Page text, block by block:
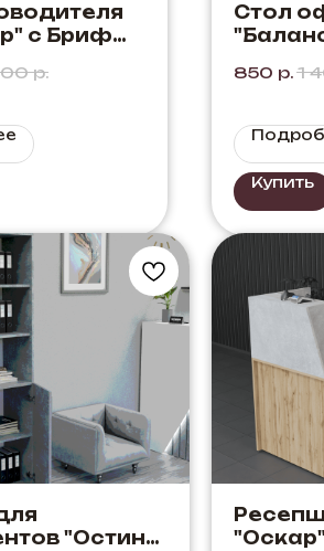
с Бриф
+ Серый
р.
Стол
850 р. 1
Купить
"Остин";